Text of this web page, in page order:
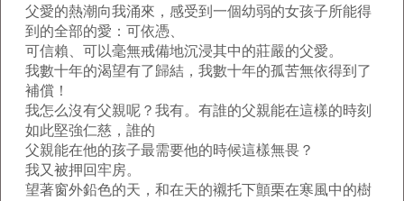
父愛的熱潮向我涌來，感受到一個幼弱的女孩子所能得
到的全部的愛：可依憑、
可信賴、可以毫無戒備地沉浸其中的莊嚴的父愛。
我數十年的渴望有了歸結，我數十年的孤苦無依得到了
補償！
我怎么沒有父親呢？我有。有誰的父親能在這樣的時刻
如此堅強仁慈，誰的
父親能在他的孩子最需要他的時候這樣無畏？
我又被押回牢房。
望著窗外鉛色的天，和在天的襯托下顫栗在寒風中的樹